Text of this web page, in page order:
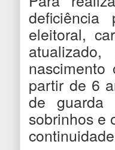
eleitoral,
partir de 6
de guarda
sobrinhos e